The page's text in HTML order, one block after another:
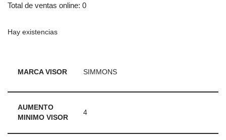
Total de ventas online: 0
Hay existencias
MARCA VISOR SIMMONS
AUMENTO
MINIMO VISOR
4